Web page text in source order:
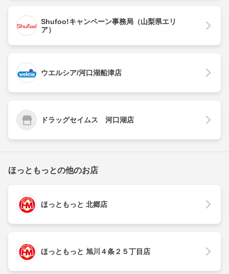
Shufoo!キャンペーン事務局（山梨県エリ
ア）
ウエルシア/河口湖船津店
ドラッグセイムス 河口湖店
ほっともっとの他のお店
ほっともっと 北郷店
ほっともっと 旭川４条２５丁目店